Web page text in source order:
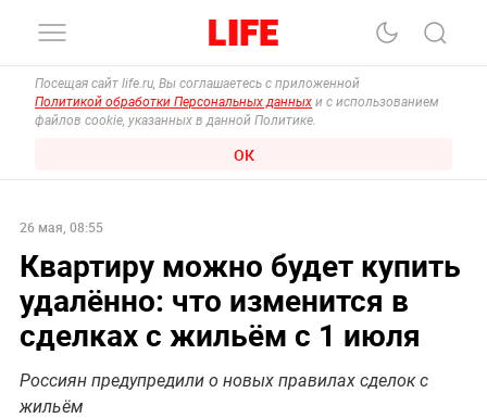
Посещая сайт life.ru, Вы соглашаетесь с приложенной
Политикой обработки Персональных данных и с использованием
файлов cookie, указанных в данной Политике.
ОК
26 мая, 08:55
Квартиру можно будет купить
удалённо: что изменится в
сделках с жильём с 1 июля
Россиян предупредили о новых правилах сделок с
жильём